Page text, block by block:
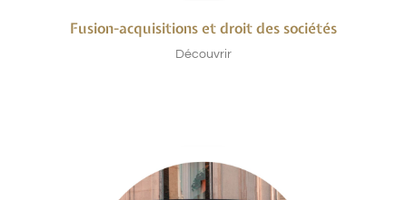
Fusion-acquisitions et droit des sociétés
Découvrir